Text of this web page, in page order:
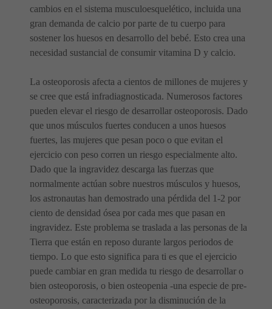
cambios en el sistema musculoesquelético, incluida una
gran demanda de calcio por parte de tu cuerpo para
sostener los huesos en desarrollo del bebé. Esto crea una
necesidad sustancial de consumir vitamina D y calcio.
La osteoporosis afecta a cientos de millones de mujeres y
se cree que está infradiagnosticada. Numerosos factores
pueden elevar el riesgo de desarrollar osteoporosis. Dado
que unos músculos fuertes conducen a unos huesos
fuertes, las mujeres que pesan poco o que evitan el
ejercicio con peso corren un riesgo especialmente alto.
Dado que la ingravidez descarga las fuerzas que
normalmente actúan sobre nuestros músculos y huesos,
los astronautas han demostrado una pérdida del 1-2 por
ciento de densidad ósea por cada mes que pasan en
ingravidez. Este problema se traslada a las personas de la
Tierra que están en reposo durante largos periodos de
tiempo. Lo que esto significa para ti es que el ejercicio
puede cambiar en gran medida tu riesgo de desarrollar o
bien osteoporosis, o bien osteopenia -una especie de pre-
osteoporosis, caracterizada por la disminución de la